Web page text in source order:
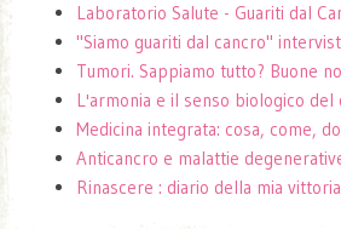
Laboratorio Salute - Guariti dal
"Siamo guariti dal cancro"
Tumori. Sappiamo tutto? Buone
L'armonia e il senso biologico del
Medicina integrata: cosa, come,
Anticancro e malattie
Rinascere : diario della mia